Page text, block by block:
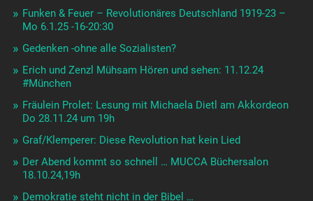
Funken & Feuer – Revolutionäres Deutschland 1919-23 –
Mo 6.1.25 -16-20:30
Gedenken -ohne alle Sozialisten?
Erich und Zenzl Mühsam Hören und sehen: 11.12.24
#München
Fräulein Prolet: Lesung mit Michaela Dietl am Akkordeon
Do 28.11.24 um 19h
Graf/Klemperer: Diese Revolution hat kein Lied
Der Abend kommt so schnell … MUCCA Büchersalon
18.10.24,19h
Demokratie steht nicht in der Bibel …